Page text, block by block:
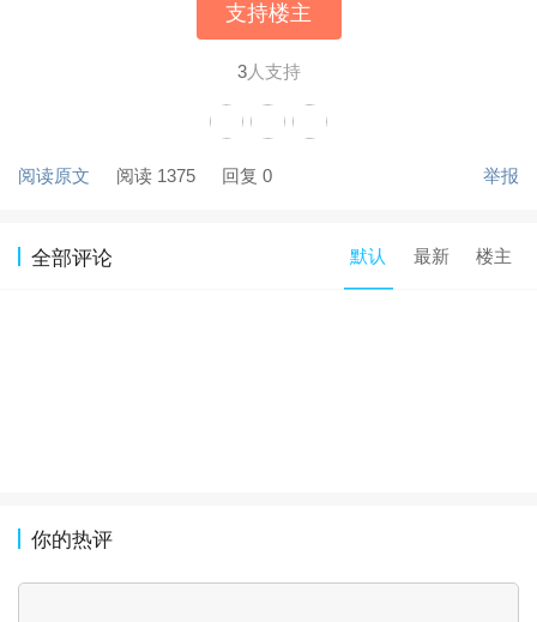
支持楼主
3人支持
阅读原文 阅读 1375 回复 0 举报
全部评论 默认 最新 楼主
你的热评